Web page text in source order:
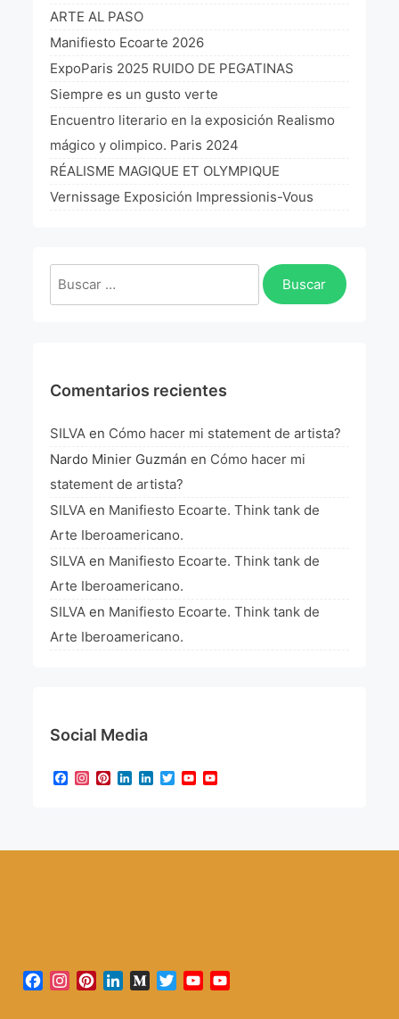
L’art Latino-américain à Paris 2019
Reflecting Source. NY 2019
«Sincronías con sentido» Bogotá Colombia 2019
«Huellas trashumantes» New York 2018
Commissaire D’exposition
Manifiesto Ecoarte
ARTE AL PASO
Manifiesto Ecoarte 2026
ExpoParis 2025 RUIDO DE PEGATINAS
Siempre es un gusto verte
Encuentro literario en la exposición Realismo
mágico y olimpico. Paris 2024
RÉALISME MAGIQUE ET OLYMPIQUE
Vernissage Exposición Impressionis-Vous
Buscar:
Comentarios recientes
SILVA en Cómo hacer mi statement de artista?
Nardo Minier Guzmán en Cómo hacer mi
statement de artista?
SILVA en Manifiesto Ecoarte. Think tank de
Arte Iberoamericano.
SILVA en Manifiesto Ecoarte. Think tank de
Arte Iberoamericano.
SILVA en Manifiesto Ecoarte. Think tank de
Arte Iberoamericano.
Social Media
Facebook
Instagram
Pinterest
LinkedIn
LinkedIn
TwitterYouTube
Facebook
Instagram
PinterestLinkedInMediumTwitterYouTube